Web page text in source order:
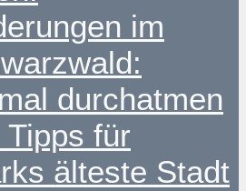
im
durchatmen
Tipps für
älteste Stadt